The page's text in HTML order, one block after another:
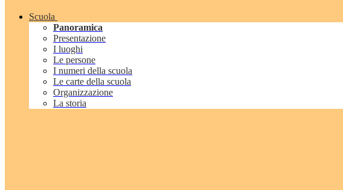
Scuola
Panoramica
Presentazione
I luoghi
Le persone
I numeri della scuola
Le carte della scuola
Organizzazione
La storia